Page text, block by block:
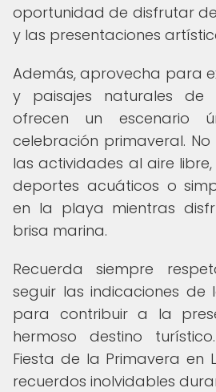
oportunidad de disfrutar
y las presentaciones
Además, aprovecha para
y paisajes naturales de
ofrecen un escenario
celebración primaveral.
las actividades al aire
deportes acuáticos o
en la playa mientras
brisa marina.
Recuerda siempre
seguir las indicaciones de
para contribuir a la
hermoso destino
Fiesta de la Primavera en
recuerdos inolvidables